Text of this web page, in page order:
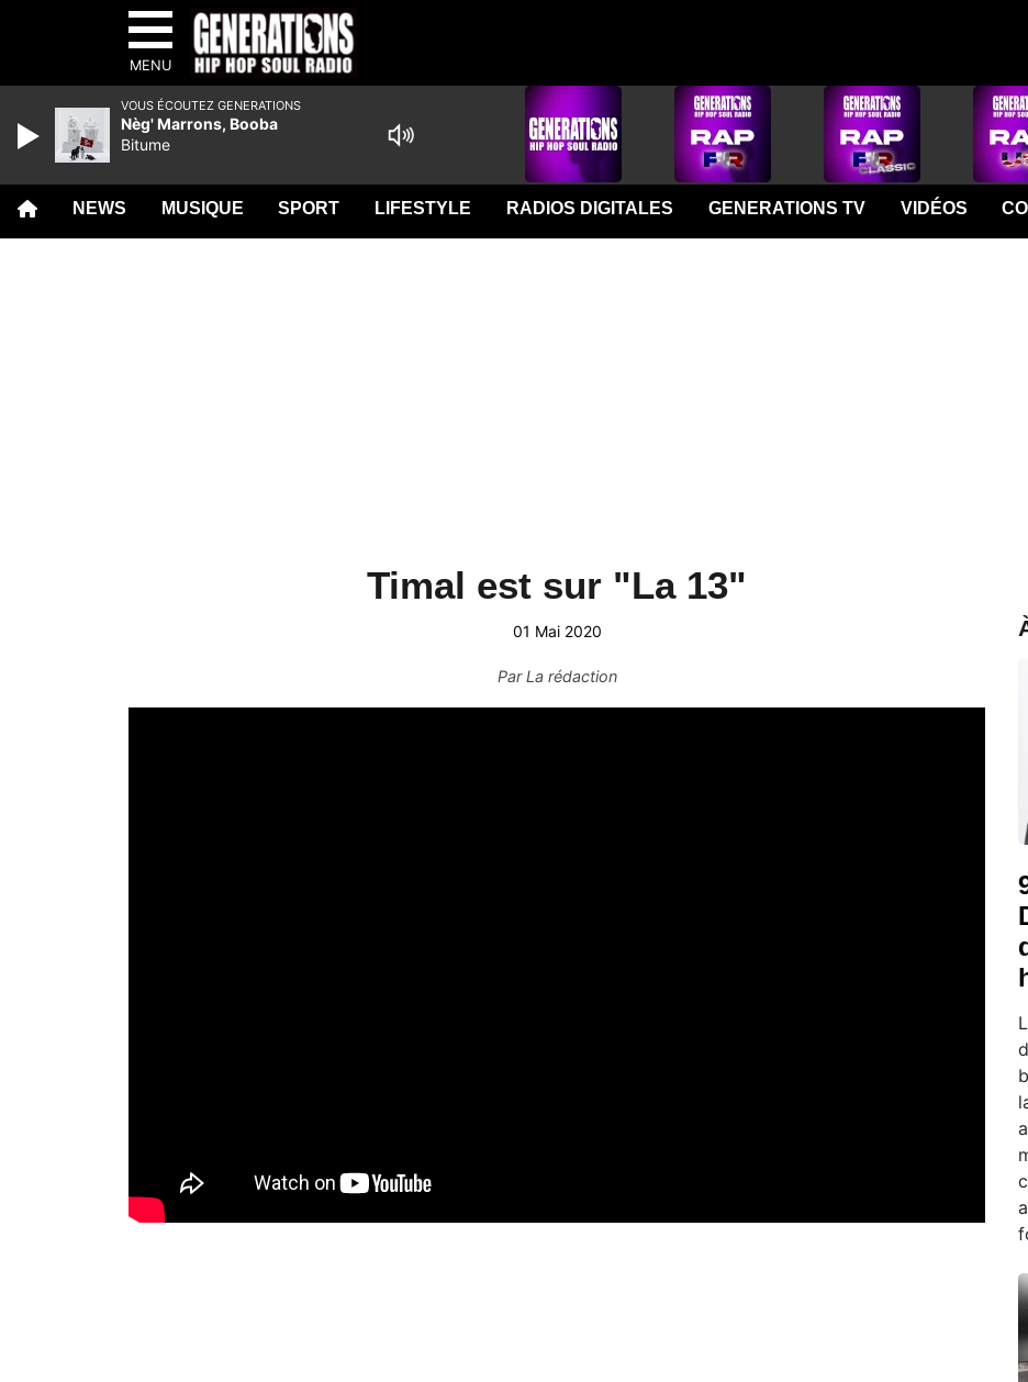
MENU
NEWS MUSIQUE SPORT LIFESTYLE RADIOS DIGITALES GENERATIONS TV VIDÉOS
Timal est sur "La 13"
01 Mai 2020
ParLa rédaction
VOUS ÉCOUTEZ GENERATIONS
Nèg' Marrons, Booba
Bitume